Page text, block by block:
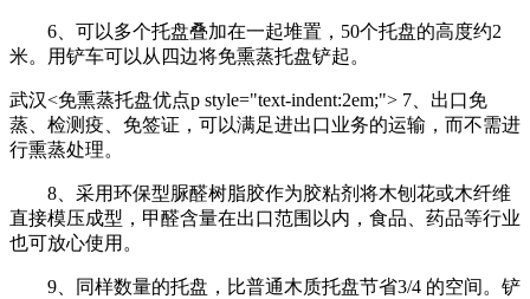
6、可以多个托盘叠加在一起堆置，50个托盘的高度约2
米。用铲车可以从四边将免熏蒸托盘铲起。
武汉<免熏蒸托盘优点p style="text-indent:2em;"> 7、出口免
蒸、检测疫、免签证，可以满足进出口业务的运输，而不需进
行熏蒸处理。
8、采用环保型脲醛树脂胶作为胶粘剂将木刨花或木纤维
直接模压成型，甲醛含量在出口范围以内，食品、药品等行业
也可放心使用。
9、同样数量的托盘，比普通木质托盘节省3/4 的空间。铲